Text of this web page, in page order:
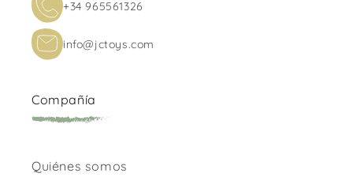
+34 965561326
info@jctoys.com
Compañía
Quiénes somos